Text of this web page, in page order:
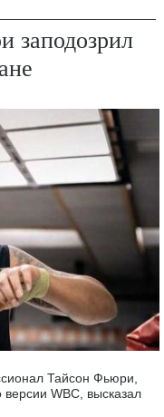
Тайсон Фьюри,
WBC, высказал